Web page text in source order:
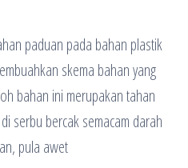
paduan pada bahan plastik
skema bahan yang
bahan ini merupakan tahan
serbu bercak semacam darah
pula awet